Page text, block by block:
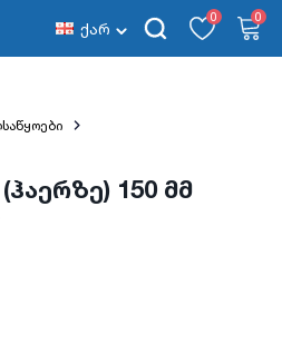
ქარ
0 0
150 მმ